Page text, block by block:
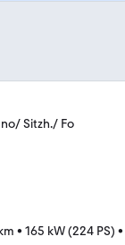
Sitzh./ Fo
• 165 kW (224 PS) •